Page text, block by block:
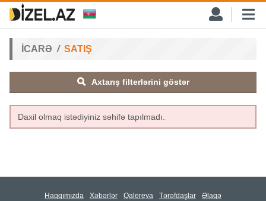
İCARƏ SATIŞ
Axtarış filterlərini göstər
Daxil olmaq istədiyiniz səhifə tapılmadı.
Haqqımızda Xəbərlər Qalereya Tərəfdaşlar Əlaqə